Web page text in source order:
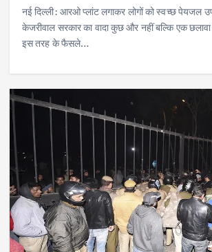
नई दिल्ली: आरओ प्लांट लगाकर लोगों को स्वच्छ पेयजल
केजरीवाल सरकार का वादा कुछ और नहीं बल्कि एक
इस तरह के फैसले…